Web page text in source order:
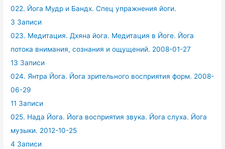
022. Йога Мудр и Бандх. Спец упражнения йоги.
3 Записи
023. Медитация. Дхяна йога. Медитация в Йоге. Йога
потока внимания, сознания и ощущений. 2008-01-27
13 Записи
024. Янтра Йога. Йога зрительного восприятия форм. 2008-
06-29
11 Записи
025. Нада Йога. Йога восприятия звука. Йога слуха. Йога
музыки. 2012-10-25
4 Записи